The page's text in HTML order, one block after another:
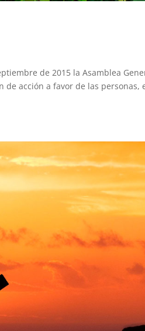
de 2015 la Asamblea
de acción a favor de las personas,